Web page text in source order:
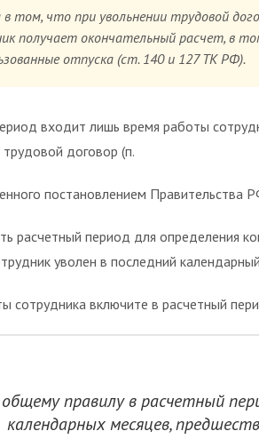
том, что при увольнении трудовой
получает окончательный расчет, в
отпуска (ст. 140 и 127 ТК РФ).
входит лишь время работы
договор (п.
постановлением Правительства
расчетный период для определения
уволен в последний
сотрудника включите в расчетный
правилу в расчетный
календарных месяцев,